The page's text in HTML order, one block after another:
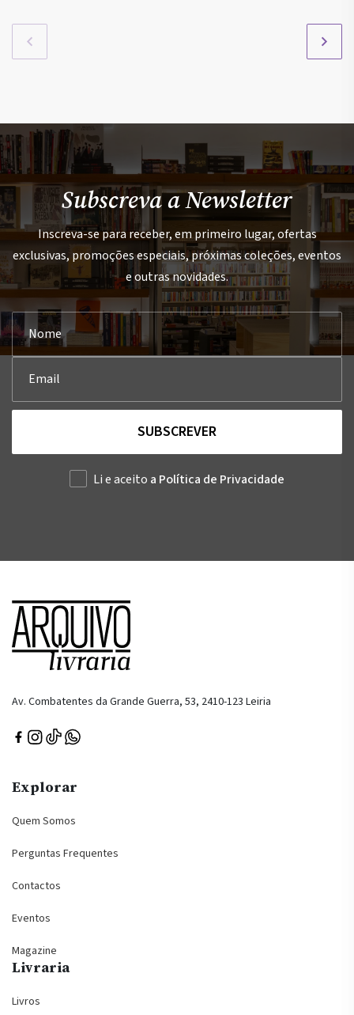
Subscreva a Newsletter
Inscreva-se para receber, em primeiro lugar, ofertas
exclusivas, promoções especiais, próximas coleções, eventos
e outras novidades.
SUBSCREVER
Li e aceito a Política de Privacidade
Av. Combatentes da Grande Guerra, 53, 2410-123 Leiria
Explorar
Quem Somos
Perguntas Frequentes
Contactos
Eventos
Magazine
Livraria
Livros